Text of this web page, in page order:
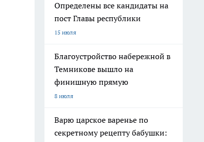
Определены все кандидаты на
пост Главы республики
15 июля
Благоустройство набережной в
Темникове вышло на
финишную прямую
8 июля
Варю царское варенье по
секретному рецепту бабушки: